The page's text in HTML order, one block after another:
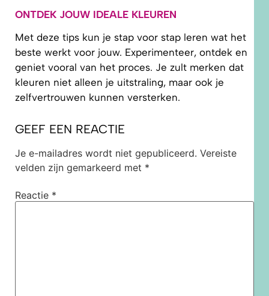
ONTDEK JOUW IDEALE KLEUREN
Met deze tips kun je stap voor stap leren wat het
beste werkt voor jouw. Experimenteer, ontdek en
geniet vooral van het proces. Je zult merken dat
kleuren niet alleen je uitstraling, maar ook je
zelfvertrouwen kunnen versterken.
GEEF EEN REACTIE
Je e-mailadres wordt niet gepubliceerd. Vereiste
velden zijn gemarkeerd met *
Reactie *